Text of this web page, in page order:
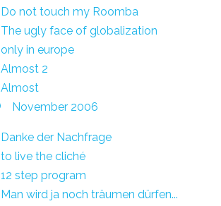
Do not touch my Roomba
The ugly face of globalization
only in europe
Almost 2
Almost
November 2006
Danke der Nachfrage
to live the cliché
12 step program
Man wird ja noch träumen dürfen...